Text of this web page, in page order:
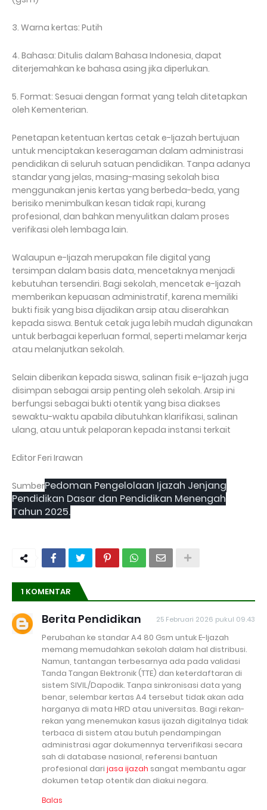
3. Warna kertas: Putih
4. Bahasa: Ditulis dalam Bahasa Indonesia, dapat
diterjemahkan ke bahasa asing jika diperlukan.
5. Format: Sesuai dengan format yang telah ditetapkan
oleh Kementerian.
Penetapan ketentuan kertas cetak e-Ijazah bertujuan
untuk menciptakan keseragaman dalam administrasi
pendidikan di seluruh satuan pendidikan. Tanpa adanya
standar yang jelas, masing-masing sekolah bisa
menggunakan jenis kertas yang berbeda-beda, yang
berisiko menimbulkan kesan tidak rapi, kurang
profesional, dan bahkan menyulitkan dalam proses
verifikasi oleh lembaga lain.
Walaupun e-Ijazah merupakan file digital yang
tersimpan dalam basis data, mencetaknya menjadi
kebutuhan tersendiri. Bagi sekolah, mencetak e-Ijazah
memberikan kepuasan administratif, karena memiliki
bukti fisik yang bisa dijadikan arsip atau diserahkan
kepada siswa. Bentuk cetak juga lebih mudah digunakan
untuk berbagai keperluan formal, seperti melamar kerja
atau melanjutkan sekolah.
Selain diberikan kepada siswa, salinan fisik e-Ijazah juga
disimpan sebagai arsip penting oleh sekolah. Arsip ini
berfungsi sebagai bukti otentik yang bisa diakses
sewaktu-waktu apabila dibutuhkan klarifikasi, salinan
ulang, atau untuk pelaporan kepada instansi terkait
Editor Feri Irawan
SumberPedoman Pengelolaan Ijazah Jenjang
Pendidikan Dasar dan Pendidikan Menengah
Tahun 2025.
1 KOMENTAR
Berita Pendidikan 25 Februari 2026 pukul 09.43
Perubahan ke standar A4 80 Gsm untuk E-Ijazah
memang memudahkan sekolah dalam hal distribusi.
Namun, tantangan terbesarnya ada pada validasi
Tanda Tangan Elektronik (TTE) dan keterdaftaran di
sistem SIVIL/Dapodik. Tanpa sinkronisasi data yang
benar, selembar kertas A4 tersebut tidak akan ada
harganya di mata HRD atau universitas. Bagi rekan-
rekan yang menemukan kasus ijazah digitalnya tidak
terbaca di sistem atau butuh pendampingan
administrasi agar dokumennya terverifikasi secara
sah di database nasional, referensi bantuan
profesional dari jasa ijazah sangat membantu agar
dokumen tetap otentik dan diakui negara.
Balas